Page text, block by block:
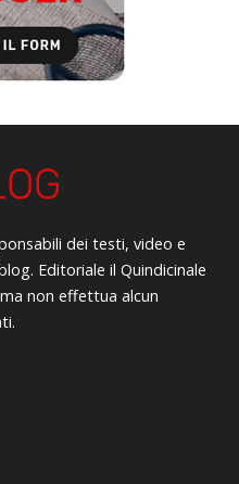
dei testi, video e
Editoriale il Quindicinale
non effettua alcun